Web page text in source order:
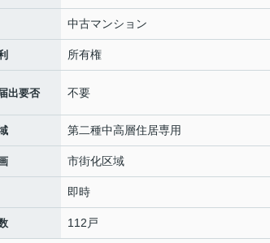
中古マンション
所有権
出要否 不要
第二種中高層住居専用
市街化区域
即時
112戸